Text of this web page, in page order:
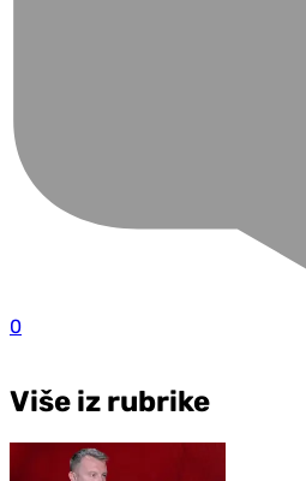
0
Više iz rubrike